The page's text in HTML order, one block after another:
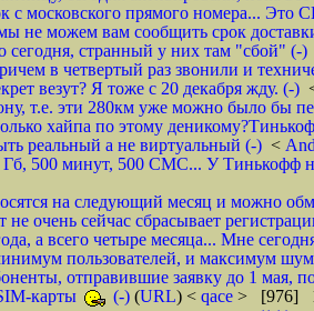
с московского прямого номера... Это
мы не можем вам сообщить срок
сегодня, странный у них там "сбой" (-)
в четвертый раз звонили и
везут? Я тоже с 20 декабря жду. (-)
т.е. эти 280км уже можно было бы
хайпа по этому
реальный а не виртуальный (-) <
Гб, 500 минут, 500 СМС... У Тинькофф
на следующий месяц и можно
не очень сейчас сбрасывает
а всего четыре месяца... Мне
пользователей, и максимум
отправившие заявку до 1 мая,
карты
(-) (URL) < qace > [976]